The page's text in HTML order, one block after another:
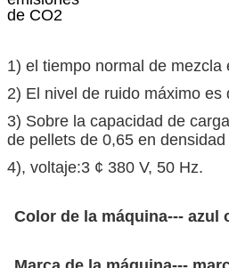
de CO2
1) el tiempo normal de mezcla
2) El nivel de ruido máximo es
3) Sobre la capacidad de
de pellets de 0,65 en
4), voltaje:3 ¢ 380 V, 50 Hz.
Color de la máquina--- azul